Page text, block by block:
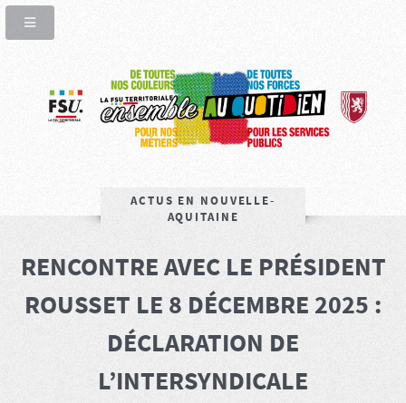
ACTUS EN NOUVELLE-
AQUITAINE
RENCONTRE AVEC LE PRÉSIDENT
ROUSSET LE 8 DÉCEMBRE 2025 :
DÉCLARATION DE
L’INTERSYNDICALE